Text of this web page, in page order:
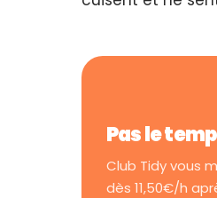
Pas le
Club Tidy vous
dès 11,50€/h